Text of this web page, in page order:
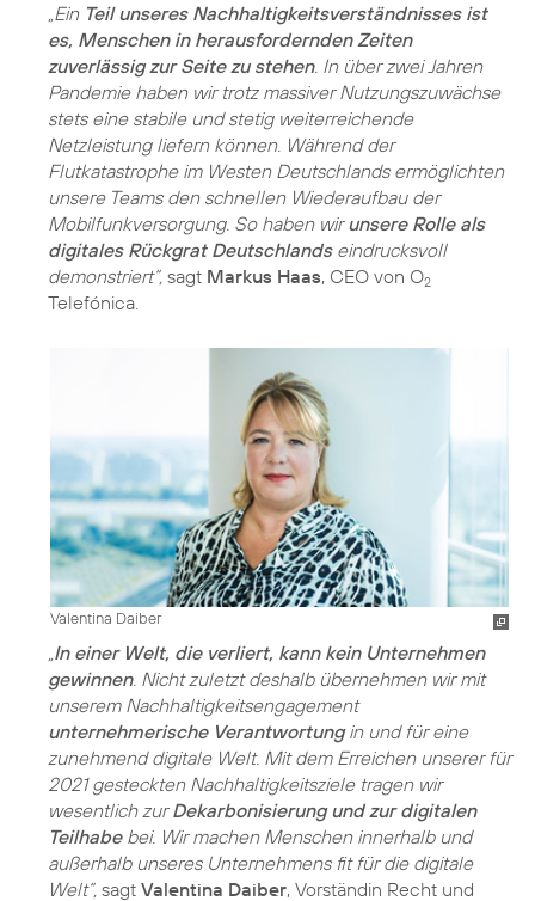
„Ein Teil unseres Nachhaltigkeitsverständnisses ist
es, Menschen in herausfordernden Zeiten
zuverlässig zur Seite zu stehen. In über zwei Jahren
Pandemie haben wir trotz massiver Nutzungszuwächse
stets eine stabile und stetig weiterreichende
Netzleistung liefern können. Während der
Flutkatastrophe im Westen Deutschlands ermöglichten
unsere Teams den schnellen Wiederaufbau der
Mobilfunkversorgung. So haben wirunsere Rolle als
digitales Rückgrat Deutschlandseindrucksvoll
demonstriert“, sagt Markus Haas, CEO von O2
Telefónica.
Valentina Daiber
In einer Welt, die verliert, kann kein Unternehmen
gewinnen. Nicht zuletzt deshalb übernehmen wir mit
unserem Nachhaltigkeitsengagement
unternehmerische Verantwortungin und für eine
zunehmend digitale Welt. Mit dem Erreichen unserer für
2021 gesteckten Nachhaltigkeitsziele tragen wir
wesentlich zurDekarbonisierung und zur digitalen
Teilhabebei. Wir machen Menschen innerhalb und
außerhalb unseres Unternehmens fit für die digitale
Welt“, sagt Valentina Daiber, Vorständin Recht und